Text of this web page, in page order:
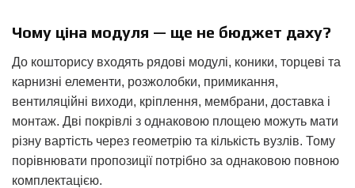
Чому ціна модуля — ще не бюджет даху?
До кошторису входять рядові модулі, коники, торцеві та
карнизні елементи, розжолобки, примикання,
вентиляційні виходи, кріплення, мембрани, доставка і
монтаж. Дві покрівлі з однаковою площею можуть мати
різну вартість через геометрію та кількість вузлів. Тому
порівнювати пропозиції потрібно за однаковою повною
комплектацією.